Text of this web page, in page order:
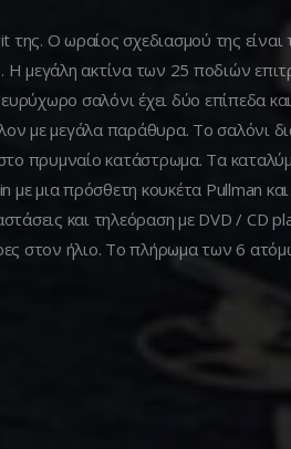
Ο ωραίος σχεδιασμού της είναι
μεγάλη ακτίνα των 25 ποδιών
σαλόνι έχει δύο επίπεδα
με μεγάλα παράθυρα. Το σαλόνι
πρυμναίο κατάστρωμα. Τα
μια πρόσθετη κουκέτα Pullman και
και τηλεόραση με DVD / CD
στον ήλιο. Το πλήρωμα των 6